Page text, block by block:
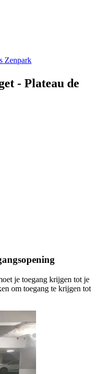
Zenpark
- Plateau de
je toegang krijgen tot je
om toegang te krijgen tot